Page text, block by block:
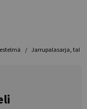
Jarrupalasarja,